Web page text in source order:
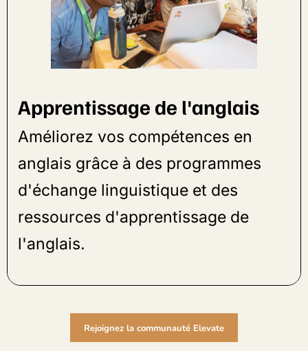
Apprentissage de l'anglais
Améliorez vos compétences en
anglais grâce à des programmes
d'échange linguistique et des
ressources d'apprentissage de
l'anglais.
Rejoignez la communauté Elevate